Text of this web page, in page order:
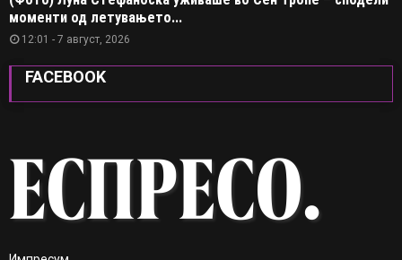
моменти од летувањето...
12:01 - 7 август, 2026
FACEBOOK